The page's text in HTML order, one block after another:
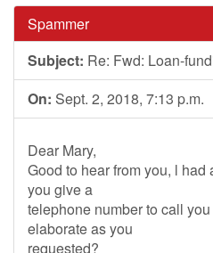
Spammer
Subject: Re: Fwd: Loan-
On: Sept. 2, 2018, 7:13 p.m.
Dear Mary,
Good to hear from you, l had
you give a
telephone number to call
elaborate as you
requested?